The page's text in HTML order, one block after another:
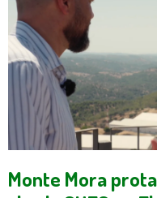
Monte Mora